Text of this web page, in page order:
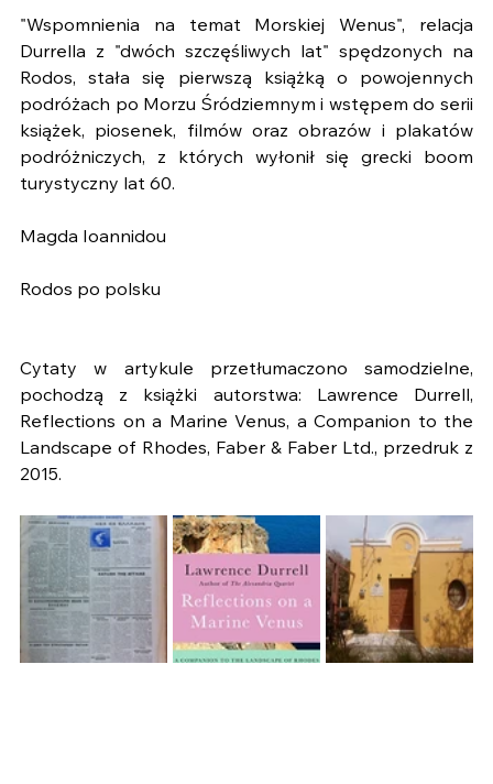
"Wspomnienia na temat Morskiej Wenus", relacja
Durrella z "dwóch szczęśliwych lat" spędzonych na
Rodos, stała się pierwszą książką o powojennych
podróżach po Morzu Śródziemnym i wstępem do serii
książek, piosenek, filmów oraz obrazów i plakatów
podróżniczych, z których wyłonił się grecki boom
turystyczny lat 60.
Magda Ioannidou
Rodos po polsku
Cytaty w artykule przetłumaczono samodzielne,
pochodzą z książki autorstwa: Lawrence Durrell,
Reflections on a Marine Venus, a Companion to the
Landscape of Rhodes, Faber & Faber Ltd., przedruk z
2015.